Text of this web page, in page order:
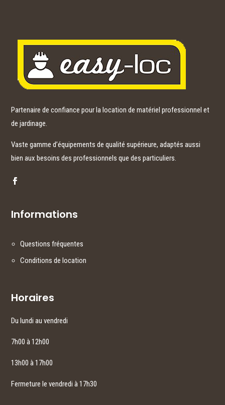
Partenaire de confiance pour la location de matériel professionnel et
de jardinage.
Vaste gamme d’équipements de qualité supérieure, adaptés aussi
bien aux besoins des professionnels que des particuliers.
Informations
Questions fréquentes
Conditions de location
Horaires
Du lundi au vendredi
7h00 à 12h00
13h00 à 17h00
Fermeture le vendredi à 17h30